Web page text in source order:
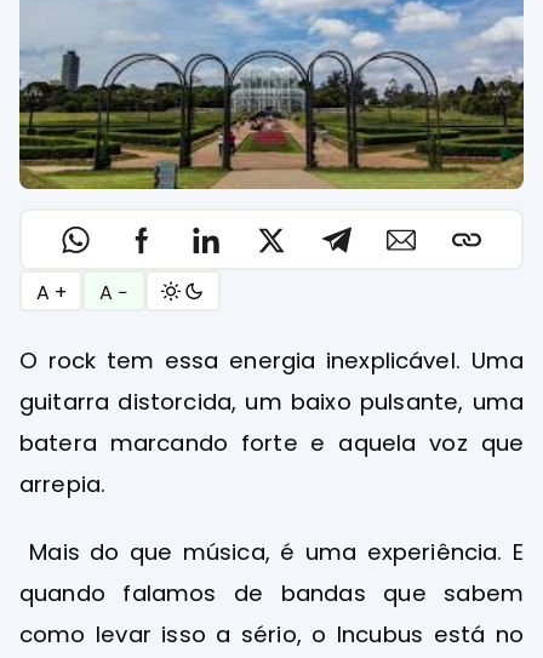
A + A −
O rock tem essa energia inexplicável. Uma
guitarra distorcida, um baixo pulsante, uma
batera marcando forte e aquela voz que
arrepia.
Mais do que música, é uma experiência. E
quando falamos de bandas que sabem
como levar isso a sério, o Incubus está no